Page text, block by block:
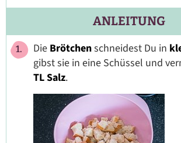
ANLEITUNG
Die Brötchenschneidest Du in
gibst sie in eine Schüssel und
TL Salz.